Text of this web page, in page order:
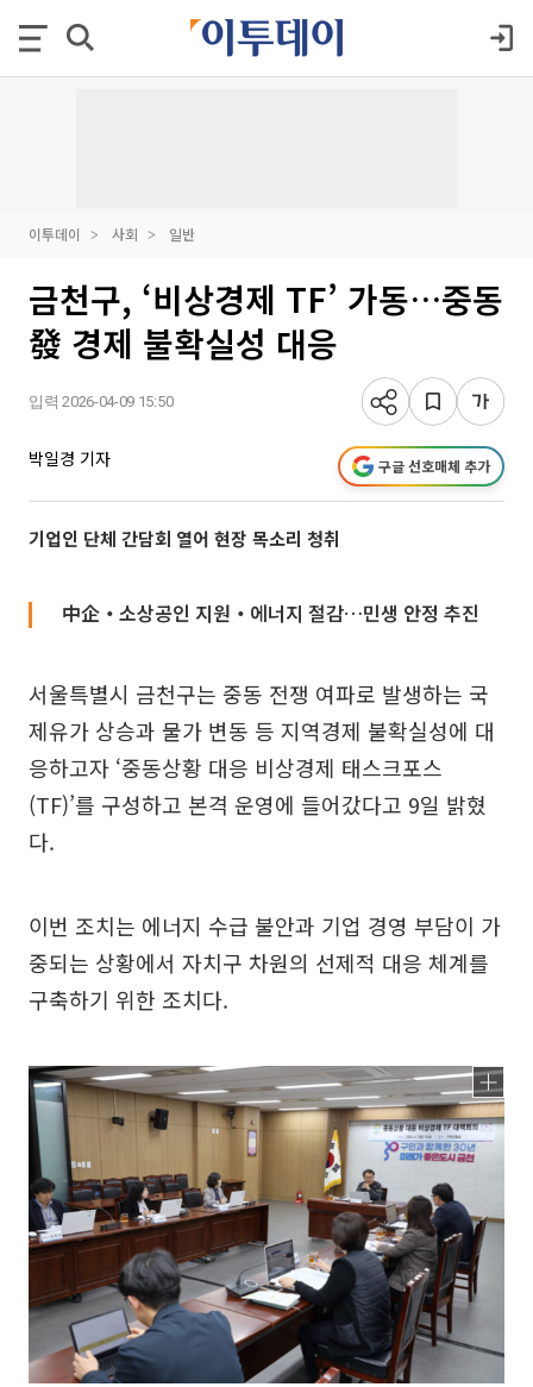
이투데이 사회 일반
금천구, ‘비상경제 TF’ 가동…중동
發 경제 불확실성 대응
입력 2026-04-09 15:50
박일경 기자 구글 선호매체 추가
기업인 단체 간담회 열어 현장 목소리 청취
中企‧소상공인 지원‧에너지 절감…민생 안정 추진
서울특별시 금천구는 중동 전쟁 여파로 발생하는 국
제유가 상승과 물가 변동 등 지역경제 불확실성에 대
응하고자 ‘중동상황 대응 비상경제 태스크포스
(TF)’를 구성하고 본격 운영에 들어갔다고 9일 밝혔
다.
이번 조치는 에너지 수급 불안과 기업 경영 부담이 가
중되는 상황에서 자치구 차원의 선제적 대응 체계를
구축하기 위한 조치다.